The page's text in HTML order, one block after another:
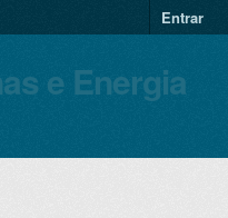
Entrar
e Energia